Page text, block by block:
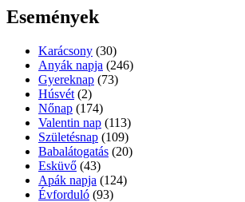
Események
Karácsony (30)
Anyák napja (246)
Gyereknap (73)
Húsvét (2)
Nőnap (174)
Valentin nap (113)
Születésnap (109)
Babalátogatás (20)
Esküvő (43)
Apák napja (124)
Évforduló (93)